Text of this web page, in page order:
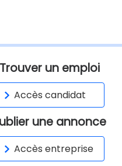
Trouver un emploi
Accès candidat
une annonce
Accès entreprise